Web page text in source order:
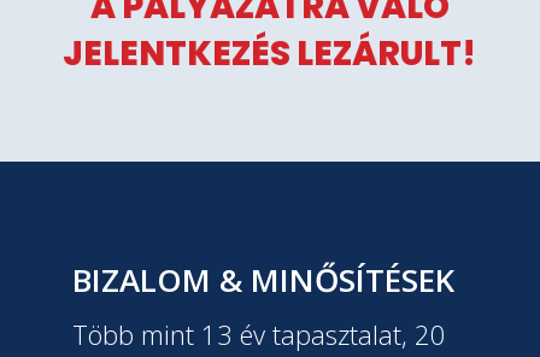
JELENTKEZÉS LEZÁRULT!
BIZALOM & MINŐSÍTÉSEK
Több mint 13 év tapasztalat, 20